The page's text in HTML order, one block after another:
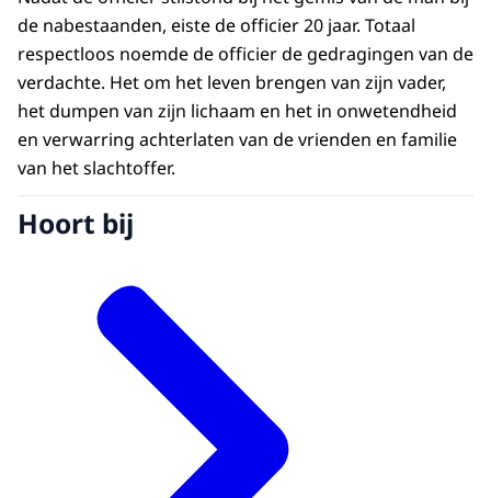
de nabestaanden, eiste de officier 20 jaar. Totaal
respectloos noemde de officier de gedragingen van de
verdachte. Het om het leven brengen van zijn vader,
het dumpen van zijn lichaam en het in onwetendheid
en verwarring achterlaten van de vrienden en familie
van het slachtoffer.
Hoort bij